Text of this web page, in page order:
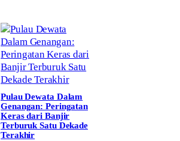
Pulau Dewata Dalam
Genangan: Peringatan
Keras dari Banjir
Terburuk Satu Dekade
Terakhir